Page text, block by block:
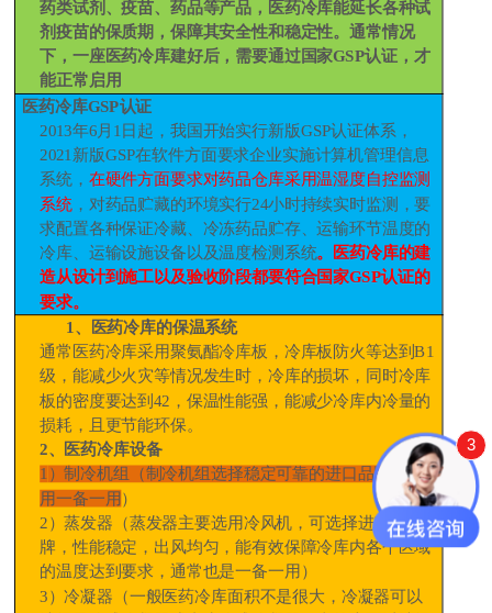
药类试剂、疫苗、药品等产品，医药冷库能延长各种试
剂疫苗的保质期，保障其安全性和稳定性。通常情况
下，一座医药冷库建好后，需要通过国家GSP认证，才
能正常启用
医药冷库GSP认证
2013年6月 1 日起，我国开始实行新版GSP认证体系，
2021 新版GSP在软件方面要求企业实施计算机管理信息
系统，在硬件方面要求对药品仓库采用温湿度自控监测
系统 ，对药品贮藏的环境实行24小时持续实时监测，要
求配置各种保证冷藏、冷冻药品贮存、运输环节温度的
冷库、运输设施设备以及温度检测系统。医药冷库的建
造从设计到施工以及验收阶段都要符合国家GSP认证的
要求。
1、
医药冷库的保温系统
通常医药冷库采用聚氨酯冷库板，冷库板防火等达到B1
级，能减少火灾等情况发生时，冷库的损坏，同时冷库
板的密度要达到42 ，保温性能强，能减少冷库内冷量的
损耗，且更节能环保。
2、医药冷库设备
1）制冷机组（制冷机组选择稳定可靠的进口品牌，采
用一备一用）
2）蒸发器（蒸发器主要选用冷风机，可选择进口品
牌，性能稳定，出风均匀，能有效保障冷库内各个区域
的温度达到要求，通常也是一备一用）
3）冷凝器（一般医药冷库面积不是很大，冷凝器可以
3